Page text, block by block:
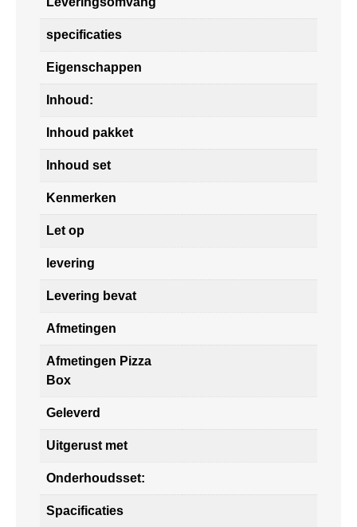
specificaties
Eigenschappen
Inhoud:
Inhoud pakket
Inhoud set
Kenmerken
Let op
levering
Levering bevat
Afmetingen
Afmetingen Pizza
Box
Geleverd
Uitgerust met
Onderhoudsset:
Spacificaties